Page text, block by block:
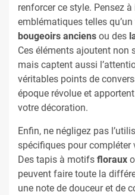
renforcer ce style. Pensez
emblématiques telles
bougeoirs anciens ou des
Ces éléments ajoutent non
mais captent aussi
véritables points de
époque révolue et
votre décoration.
Enfin, ne négligez pas
spécifiques pour compléter
Des tapis à motifs floraux
peuvent faire toute la
une note de douceur et de